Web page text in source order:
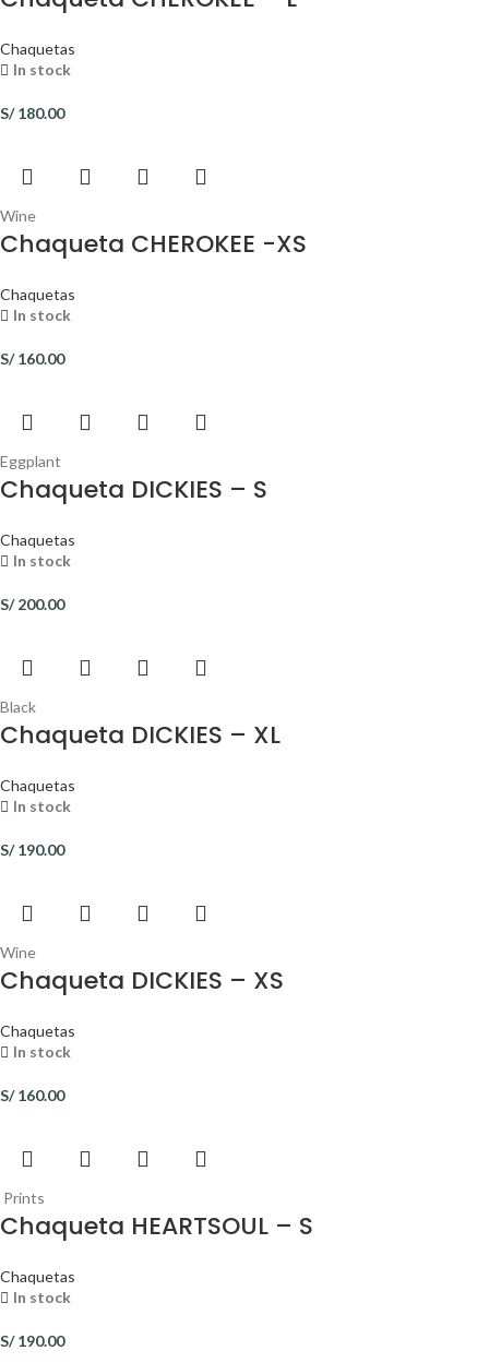
Chaquetas
In stock
S/180.00
Wine
Chaqueta CHEROKEE -XS
Chaquetas
In stock
S/160.00
Eggplant
Chaqueta DICKIES – S
Chaquetas
In stock
S/200.00
Black
Chaqueta DICKIES – XL
Chaquetas
In stock
S/190.00
Wine
Chaqueta DICKIES – XS
Chaquetas
In stock
S/160.00
Prints
Chaqueta HEARTSOUL – S
Chaquetas
In stock
S/190.00